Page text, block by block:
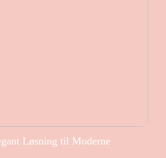
Løsning til Moderne